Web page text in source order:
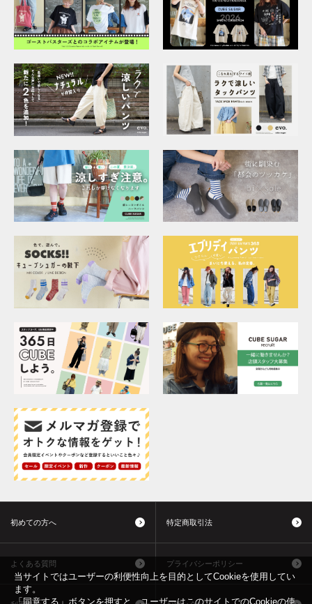
初めての方へ 特定商取引法
よくある質問 プライバシーポリシー
当サイトではユーザーの利便性向上を目的としてCookieを使用してい
ます。
「同意する」ボタンを押すと、ユーザーはこのサイトでのCookieの使